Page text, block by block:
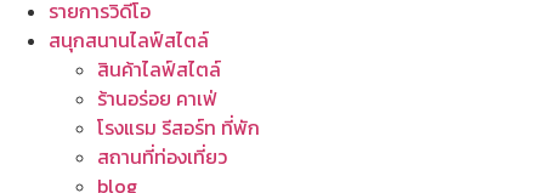
รายการวิดีโอ
สนุกสนานไลฟ์สไตล์
สินค้าไลฟ์สไตล์
ร้านอร่อย คาเฟ่
โรงแรม รีสอร์ท ที่พัก
สถานที่ท่องเที่ยว
blog